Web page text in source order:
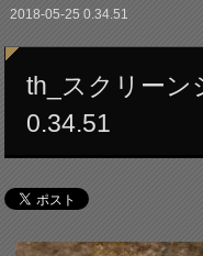
2018-05-25 0.34.51
th_スクリーン
0.34.51